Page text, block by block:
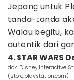
Jepang untuk
tanda-tanda
Walau begitu,
autentik dari
4. STAR WARS
dok. Disney Interactive
(store.playstation.com)